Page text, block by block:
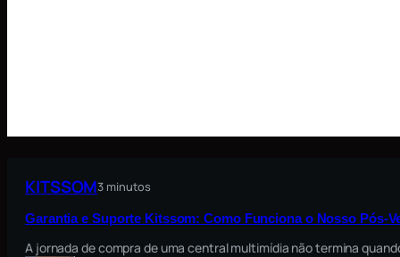
KITSSOM3 minutos
Garantia e Suporte Kitssom: Como Funciona o Nosso Pós-
A jornada de compra de uma central multimídia não termina